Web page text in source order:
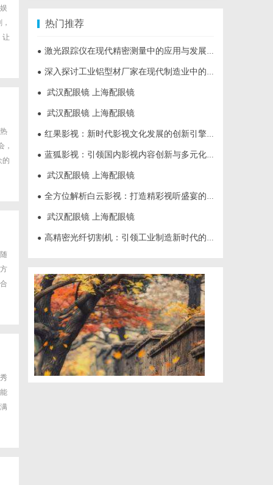
让
，
的
热门推荐
● 激光跟踪仪在现代精密测量中的应用与发展趋势
● 深入探讨工业铝型材厂家在现代制造业中的重要角色与发展趋势
● 武汉配眼镜 上海配眼镜
● 武汉配眼镜 上海配眼镜
● 红果影视：新时代影视文化发展的创新引擎与力量
● 蓝狐影视：引领国内影视内容创新与多元化发展的先锋力量
● 武汉配眼镜 上海配眼镜
● 全方位解析白云影视：打造精彩视听盛宴的新锐平台
● 武汉配眼镜 上海配眼镜
● 高精密光纤切割机：引领工业制造新时代的利器